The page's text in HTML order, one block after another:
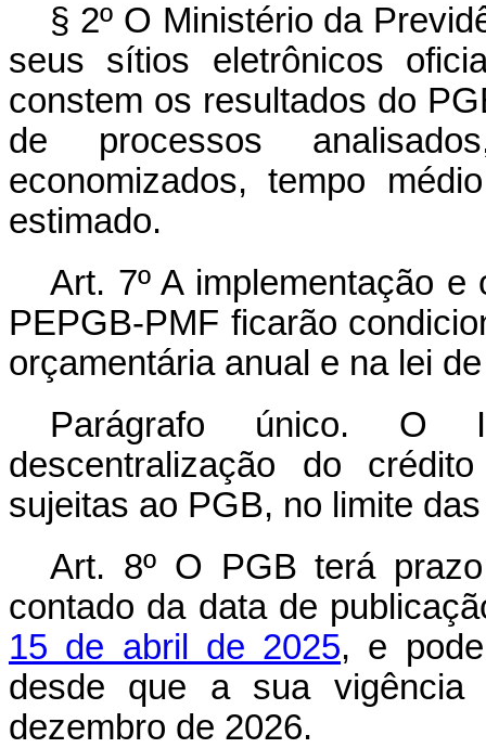
§ 2º O Ministério da
seus sítios eletrônicos
constem os resultados do
de processos
economizados, tempo
estimado.
Art. 7º A implementação
PEPGB-PMF ficarão
orçamentária anual e na lei
Parágrafo único. O
descentralização do
sujeitas ao PGB, no limite
Art. 8º O PGB terá
contado da data de
15 de abril de 2025, e
desde que a sua
dezembro de 2026.